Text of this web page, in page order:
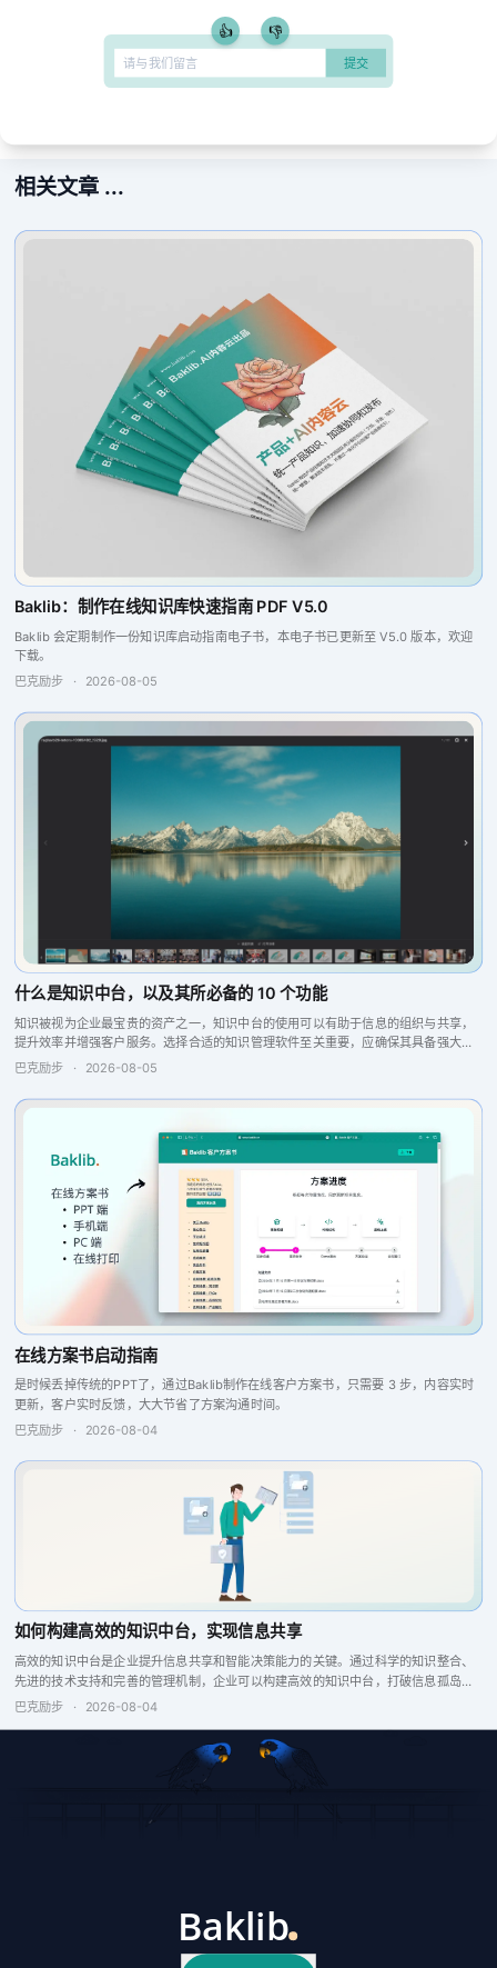
👍 👎
相关文章 ...
Baklib：制作在线知识库快速指南 PDF V5.0
Baklib 会定期制作一份知识库启动指南电子书，本电子书已更新至 V5.0 版本，欢迎
下载。
巴克励步 · 2026-08-05
什么是知识中台，以及其所必备的 10 个功能
知识被视为企业最宝贵的资产之一，知识中台的使用可以有助于信息的组织与共享，
提升效率并增强客户服务。选择合适的知识管理软件至关重要，应确保其具备强大的
搜索引擎、问答引擎以及报告分析和反馈功能，这些特点将提升团队的协作与生产
巴克励步 · 2026-08-05
在线方案书启动指南
是时候丢掉传统的PPT了，通过Baklib制作在线客户方案书，只需要 3 步，内容实时
更新，客户实时反馈，大大节省了方案沟通时间。
巴克励步
· 2026-08-04
如何构建高效的知识中台，实现信息共享
高效的知识中台是企业提升信息共享和智能决策能力的关键。通过科学的知识整合、
先进的技术支持和完善的管理机制，企业可以构建高效的知识中台，打破信息孤岛，
增强企业竞争力。
巴克励步 · 2026-08-04